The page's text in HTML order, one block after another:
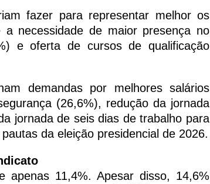
fazer para representar melhor os
a necessidade de maior presença no
e oferta de cursos de qualificação
demandas por melhores salários
(26,6%), redução da jornada
jornada de seis dias de trabalho para
da eleição presidencial de 2026.
apenas 11,4%. Apesar disso, 14,6%